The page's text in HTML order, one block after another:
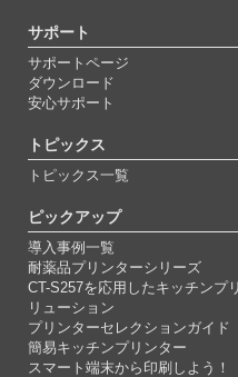
サポート
サポートページ
ダウンロード
安心サポート
トピックス
トピックス一覧
ピックアップ
導入事例一覧
耐薬品プリンターシリーズ
CT-S257を応用したキッチンプ
リューション
プリンターセレクションガイド
簡易キッチンプリンター
スマート端末から印刷しよう！